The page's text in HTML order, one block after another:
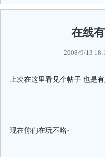
在线
2008/9/13
上次在这里看见个帖子 也是
现在你们在玩不咯~